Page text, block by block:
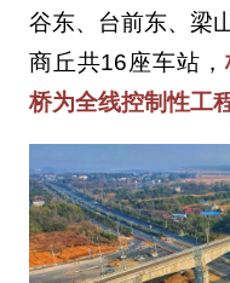
谷东、台前东、梁
商丘共16座车站，
桥为全线控制性工程